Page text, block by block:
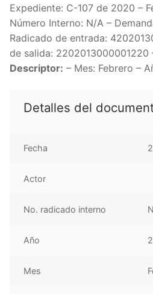
Expediente: C-107 de 2020 –
Número Interno: N/A –
Radicado de entrada:
de salida: 2202013000001220
Descriptor: – Mes: Febrero –
Detalles del
Fecha
Actor
No. radicado interno
Año
Mes